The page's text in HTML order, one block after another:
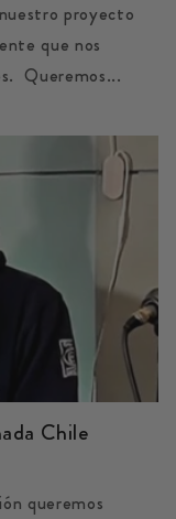
proyecto
que nos
Queremos...
Chile
queremos